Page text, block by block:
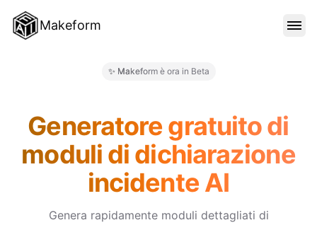
Makeform
BLOG
PREZZI
✨ Makeform è ora in Beta
Generatore gratuito di
moduli di dichiarazione
incidente AI
Genera rapidamente moduli dettagliati di